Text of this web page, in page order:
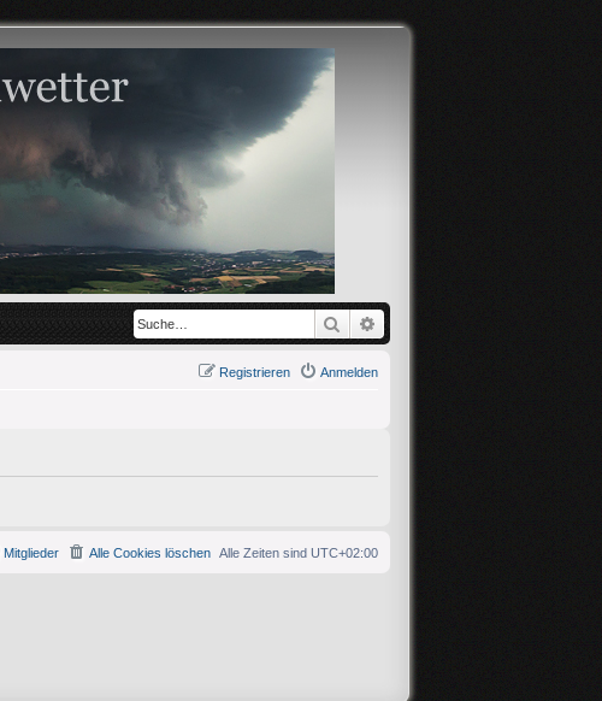
Suche
Anmelden
Registrieren
Alle Zeiten sind UTC+02:00
Alle Cookies löschen
Mitglieder